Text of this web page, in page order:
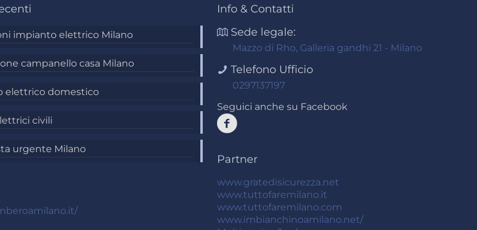
impianto elettrico Milano
campanello casa Milano
elettrico domestico
civili
urgente Milano
Info & Contatti
Sede legale:
Mazzo di Rho, Galleria gandhi 21 - Milano
Telefono Ufficio
0297137197
Seguici anche su Facebook
Partner
www.gratedisicurezza.net
www.tuttofaremilano.it
www.tuttofaremilano.com
www.imbianchinoamilano.net/